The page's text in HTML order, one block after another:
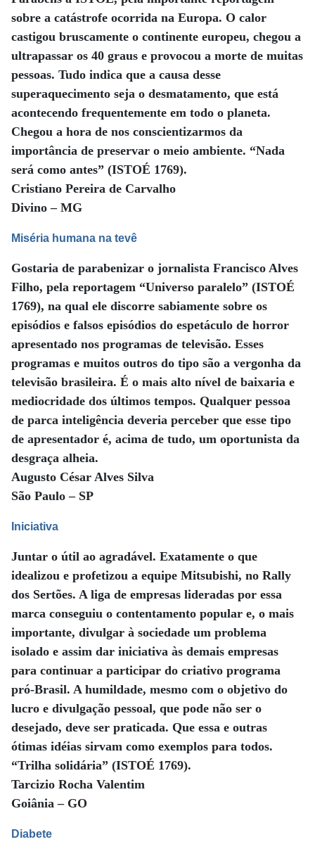
sobre a catástrofe ocorrida na Europa. O calor
castigou bruscamente o continente europeu, chegou a
ultrapassar os 40 graus e provocou a morte de muitas
pessoas. Tudo indica que a causa desse
superaquecimento seja o desmatamento, que está
acontecendo frequentemente em todo o planeta.
Chegou a hora de nos conscientizarmos da
importância de preservar o meio ambiente. “Nada
será como antes” (ISTOÉ 1769).
Cristiano Pereira de Carvalho
Divino – MG
Miséria humana na tevê
Gostaria de parabenizar o jornalista Francisco Alves
Filho, pela reportagem “Universo paralelo” (ISTOÉ
1769), na qual ele discorre sabiamente sobre os
episódios e falsos episódios do espetáculo de horror
apresentado nos programas de televisão. Esses
programas e muitos outros do tipo são a vergonha da
televisão brasileira. É o mais alto nível de baixaria e
mediocridade dos últimos tempos. Qualquer pessoa
de parca inteligência deveria perceber que esse tipo
de apresentador é, acima de tudo, um oportunista da
desgraça alheia.
Augusto César Alves Silva
São Paulo – SP
Iniciativa
Juntar o útil ao agradável. Exatamente o que
idealizou e profetizou a equipe Mitsubishi, no Rally
dos Sertões. A liga de empresas lideradas por essa
marca conseguiu o contentamento popular e, o mais
importante, divulgar à sociedade um problema
isolado e assim dar iniciativa às demais empresas
para continuar a participar do criativo programa
pró-Brasil. A humildade, mesmo com o objetivo do
lucro e divulgação pessoal, que pode não ser o
desejado, deve ser praticada. Que essa e outras
ótimas idéias sirvam como exemplos para todos.
“Trilha solidária” (ISTOÉ 1769).
Tarcizio Rocha Valentim
Goiânia – GO
Diabete